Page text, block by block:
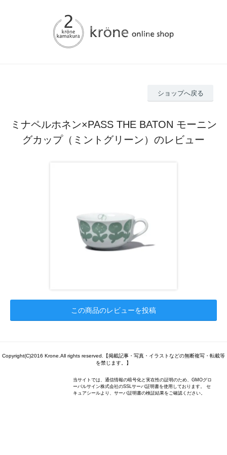
ショップへ戻る
ミナペルホネン×PASS THE BATON モーニン
グカップ（ミントグリーン）のレビュー
この商品のレビューを投稿
Copyright(C)2016 Krone.All rights reserved.【掲載記事・写真・イラストなどの無断複写・転載等
を禁じます。】
当サイトでは、通信情報の暗号化と実在性の証明のため、GMOグロ
ーバルサイン株式会社のSSLサーバ証明書を使用しております。 セ
キュアシールより、サーバ証明書の検証結果をご確認ください。